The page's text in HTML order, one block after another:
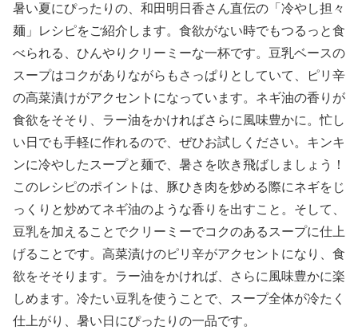
暑い夏にぴったりの、和田明日香さん直伝の「冷やし担々
麺」レシピをご紹介します。食欲がない時でもつるっと食
べられる、ひんやりクリーミーな一杯です。豆乳ベースの
スープはコクがありながらもさっぱりとしていて、ピリ辛
の高菜漬けがアクセントになっています。ネギ油の香りが
食欲をそそり、ラー油をかければさらに風味豊かに。忙し
い日でも手軽に作れるので、ぜひお試しください。キンキ
ンに冷やしたスープと麺で、暑さを吹き飛ばしましょう！
このレシピのポイントは、豚ひき肉を炒める際にネギをじ
っくりと炒めてネギ油のような香りを出すこと。そして、
豆乳を加えることでクリーミーでコクのあるスープに仕上
げることです。高菜漬けのピリ辛がアクセントになり、食
欲をそそります。ラー油をかければ、さらに風味豊かに楽
しめます。冷たい豆乳を使うことで、スープ全体が冷たく
仕上がり、暑い日にぴったりの一品です。